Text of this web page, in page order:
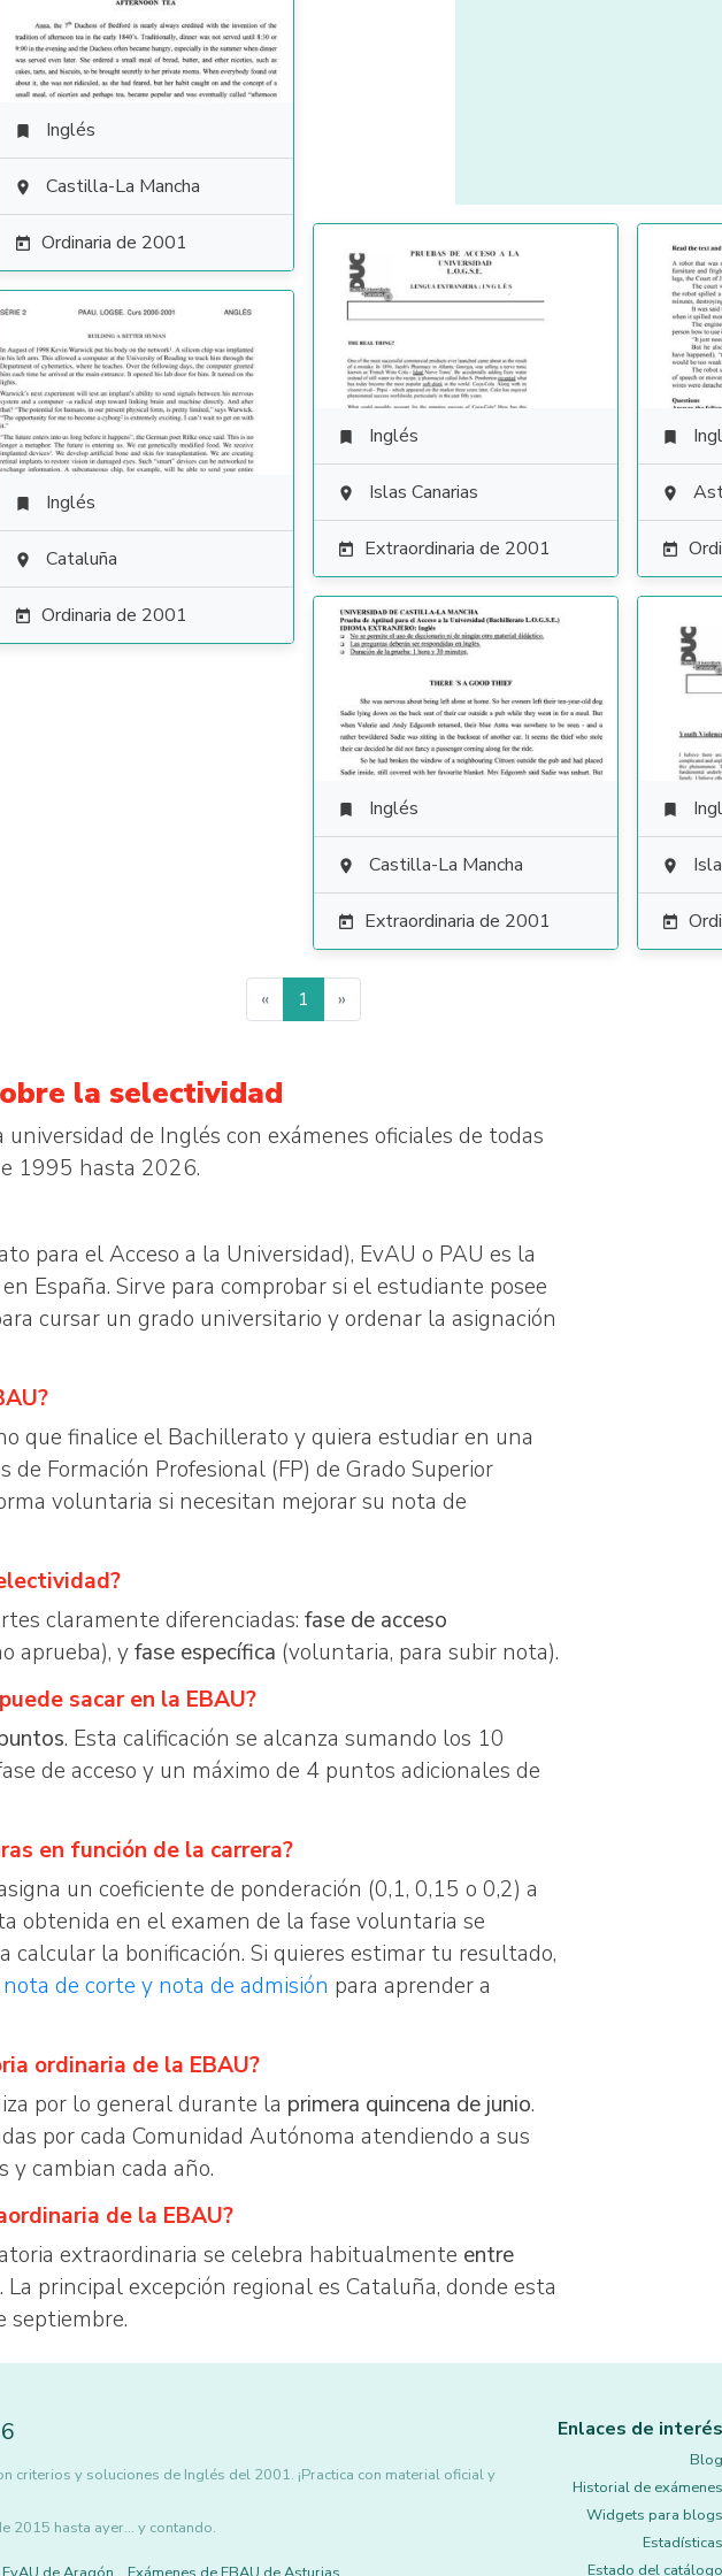
 Inglés
 Castilla-La Mancha
 Ordinaria de 2001
 Inglés
 Islas Canarias
 Extraordinaria de 2001



 Inglés
 Cataluña
 Ordinaria de 2001
 Inglés
 Castilla-La Mancha
 Extraordinaria de 2001



« 1 »
la selectividad
universidad de Inglés con exámenes oficiales de todas
1995 hasta 2026.
para el Acceso a la Universidad), EvAU o PAU es la
España. Sirve para comprobar si el estudiante posee
cursar un grado universitario y ordenar la asignación
que finalice el Bachillerato y quiera estudiar en una
Formación Profesional (FP) de Grado Superior
voluntaria si necesitan mejorar su nota de
claramente diferenciadas: fase de acceso
aprueba), yfase específica (voluntaria, para subir nota).
sacar en la EBAU?
. Esta calificación se alcanza sumando los 10
de acceso y un máximo de 4 puntos adicionales de
en función de la carrera?
un coeficiente de ponderación (0,1, 0,15 o 0,2) a
obtenida en el examen de la fase voluntaria se
calcular la bonificación. Si quieres estimar tu resultado,
de corte y nota de admisión para aprender a
ordinaria de la EBAU?
por lo general durante la primera quincena de junio.
por cada Comunidad Autónoma atendiendo a sus
y cambian cada año.
de la EBAU?
extraordinaria se celebra habitualmente entre
. La principal excepción regional es Cataluña, donde esta
septiembre.
criterios y soluciones de Inglés del 2001. ¡Practica con material oficial y
2015 hasta ayer... y contando.
Enlaces de interés
Blog
Historial de exámenes
Widgets para blogs
Estadísticas
Estado del catálogo